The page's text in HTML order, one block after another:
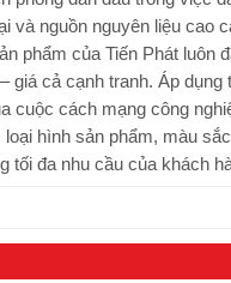
và nguồn nguyên liệu cao
phẩm của Tiến Phát luôn
giá cả cạnh tranh. Áp
cuộc cách mạng công
loại hình sản phẩm, màu
tối đa nhu cầu của khách